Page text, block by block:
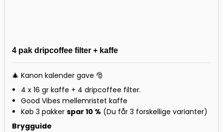
4 pak dripcoffee filter + kaffe
🎄 Kanon kalender gave 🎅
4 x 16 gr kaffe + 4 dripcoffee filter.
Good Vibes mellemristet kaffe
Køb 3 pakker spar 10 % (Du får 3 forskellige varianter)
Brygguide